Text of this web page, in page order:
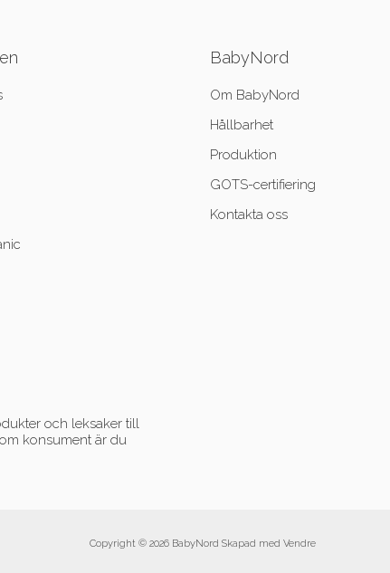
BabyNord
Om BabyNord
Hållbarhet
Produktion
GOTS-certifiering
Kontakta oss
och leksaker till
konsument är du
Copyright © 2026 BabyNord Skapad med Vendre